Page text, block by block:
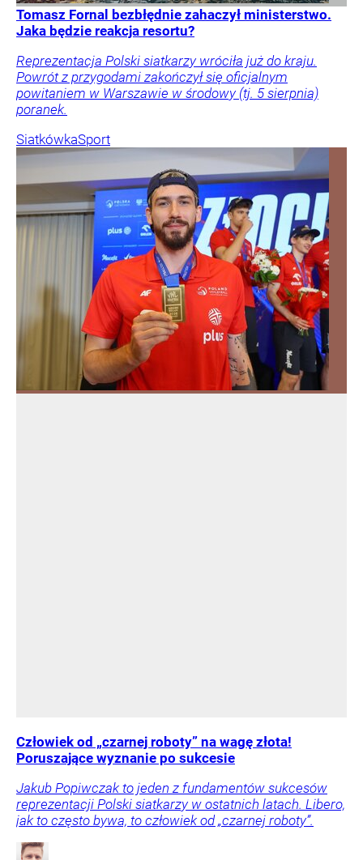
Tomasz Fornal bezbłędnie zahaczył ministerstwo.
Jaka będzie reakcja resortu?
Reprezentacja Polski siatkarzy wróciła już do kraju.
Powrót z przygodami zakończył się oficjalnym
powitaniem w Warszawie w środowy (tj. 5 sierpnia)
poranek.
SiatkówkaSport
Człowiek od „czarnej roboty” na wagę złota!
Poruszające wyznanie po sukcesie
Jakub Popiwczak to jeden z fundamentów sukcesów
reprezentacji Polski siatkarzy w ostatnich latach. Libero,
jak to często bywa, to człowiek od „czarnej roboty”.